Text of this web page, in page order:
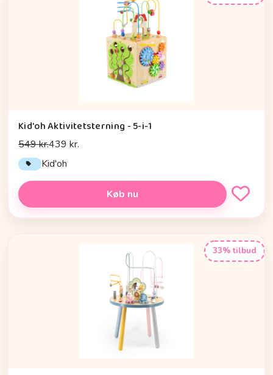
Kid'oh Aktivitetsterning - 5-i-1
549 kr.439 kr.
Kid'oh
Køb nu
33% tilbud